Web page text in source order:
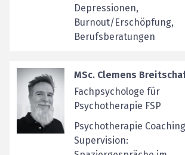
Depressionen,
Burnout/Erschöpfung,
Berufsberatungen
MSc. Clemens
Fachpsychologe für
Psychotherapie FSP
Psychotherapie Coaching
Supervision: